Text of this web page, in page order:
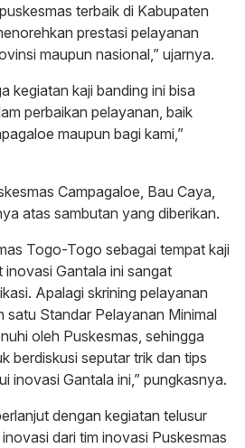
terbaik di Kabupaten
prestasi pelayanan
maupun nasional,” ujarnya.
kegiatan kaji banding ini bisa
perbaikan pelayanan, baik
maupun bagi kami,”
Campagaloe, Bau Caya,
atas sambutan yang diberikan.
Togo-Togo sebagai tempat kaji
inovasi Gantala ini sangat
Apalagi skrining pelayanan
satu Standar Pelayanan Minimal
oleh Puskesmas, sehingga
berdiskusi seputar trik dan tips
inovasi Gantala ini,” pungkasnya.
dengan kegiatan telusur
dari tim inovasi Puskesmas